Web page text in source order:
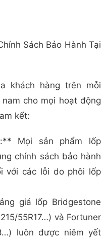
Sách Bảo Hành Tại
khách hàng trên mỗi
cho mọi hoạt động
kết:
Mọi sản phẩm lốp
chính sách bảo hành
với các lỗi do phôi lốp
giá lốp Bridgestone
55R17…) và Fortuner
luôn được niêm yết